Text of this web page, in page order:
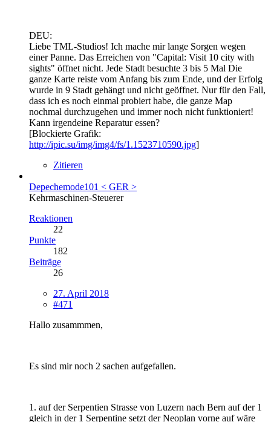
DEU:
Liebe TML-Studios! Ich mache mir lange Sorgen wegen
einer Panne. Das Erreichen von "Capital: Visit 10 city with
sights" öffnet nicht. Jede Stadt besuchte 3 bis 5 Mal Die
ganze Karte reiste vom Anfang bis zum Ende, und der Erfolg
wurde in 9 Stadt gehängt und nicht geöffnet. Nur für den Fall,
dass ich es noch einmal probiert habe, die ganze Map
nochmal durchzugehen und immer noch nicht funktioniert!
Kann irgendeine Reparatur essen?
[Blockierte Grafik:
http://ipic.su/img/img4/fs/1.1523710590.jpg]
Zitieren
Depechemode101 < GER >
Kehrmaschinen-Steuerer
Reaktionen
22
Punkte
182
Beiträge
26
27. April 2018
#471
Hallo zusammmen,
Es sind mir noch 2 sachen aufgefallen.
1. auf der Serpentien Strasse von Luzern nach Bern auf der 1
gleich in der 1 Serpentine setzt der Neoplan vorne auf wäre